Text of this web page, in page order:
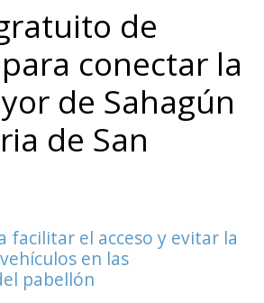
de
conectar la
de Sahagún
de San
facilitar el acceso y evitar la
en las
pabellón